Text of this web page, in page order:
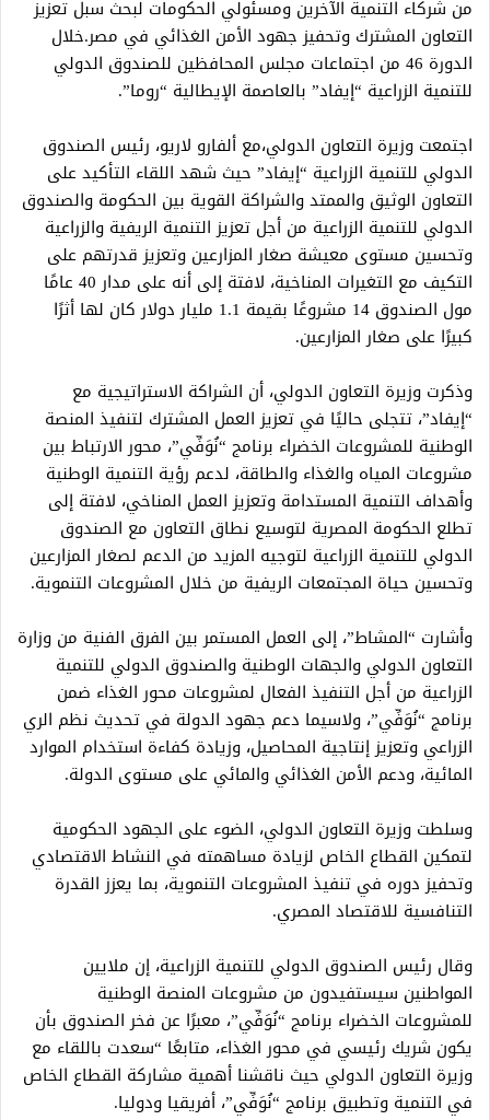
من شركاء التنمية الآخرين ومسئولي الحكومات لبحث سبل تعزيز
التعاون المشترك وتحفيز جهود الأمن الغذائي في مصر.خلال
الدورة 46 من اجتماعات مجلس المحافظين للصندوق الدولي
للتنمية الزراعية “إيفاد” بالعاصمة الإيطالية “روما”.
اجتمعت وزيرة التعاون الدولي،مع ألفارو لاريو، رئيس الصندوق
الدولي للتنمية الزراعية “إيفاد” حيث شهد اللقاء التأكيد على
التعاون الوثيق والممتد والشراكة القوية بين الحكومة والصندوق
الدولي للتنمية الزراعية من أجل تعزيز التنمية الريفية والزراعية
وتحسين مستوى معيشة صغار المزارعين وتعزيز قدرتهم على
التكيف مع التغيرات المناخية، لافتة إلى أنه على مدار 40 عامًا
مول الصندوق 14 مشروعًا بقيمة 1.1 مليار دولار كان لها أثرًا
كبيرًا على صغار المزارعين.
وذكرت وزيرة التعاون الدولي، أن الشراكة الاستراتيجية مع
“إيفاد”، تتجلى حاليًا في تعزيز العمل المشترك لتنفيذ المنصة
الوطنية للمشروعات الخضراء برنامج “نُوَفِّي”، محور الارتباط بين
مشروعات المياه والغذاء والطاقة، لدعم رؤية التنمية الوطنية
وأهداف التنمية المستدامة وتعزيز العمل المناخي، لافتة إلى
تطلع الحكومة المصرية لتوسيع نطاق التعاون مع الصندوق
الدولي للتنمية الزراعية لتوجيه المزيد من الدعم لصغار المزارعين
وتحسين حياة المجتمعات الريفية من خلال المشروعات التنموية.
وأشارت “المشاط”، إلى العمل المستمر بين الفرق الفنية من وزارة
التعاون الدولي والجهات الوطنية والصندوق الدولي للتنمية
الزراعية من أجل التنفيذ الفعال لمشروعات محور الغذاء ضمن
برنامج “نُوَفِّي”، ولاسيما دعم جهود الدولة في تحديث نظم الري
الزراعي وتعزيز إنتاجية المحاصيل، وزيادة كفاءة استخدام الموارد
المائية، ودعم الأمن الغذائي والمائي على مستوى الدولة.
وسلطت وزيرة التعاون الدولي، الضوء على الجهود الحكومية
لتمكين القطاع الخاص لزيادة مساهمته في النشاط الاقتصادي
وتحفيز دوره في تنفيذ المشروعات التنموية، بما يعزز القدرة
التنافسية للاقتصاد المصري.
وقال رئيس الصندوق الدولي للتنمية الزراعية، إن ملايين
المواطنين سيستفيدون من مشروعات المنصة الوطنية
للمشروعات الخضراء برنامج “نُوَفِّي”، معبرًا عن فخر الصندوق بأن
يكون شريك رئيسي في محور الغذاء، متابعًا “سعدت باللقاء مع
وزيرة التعاون الدولي حيث ناقشنا أهمية مشاركة القطاع الخاص
في التنمية وتطبيق برنامج “نُوَفِّي”، أفريقيا ودوليا.